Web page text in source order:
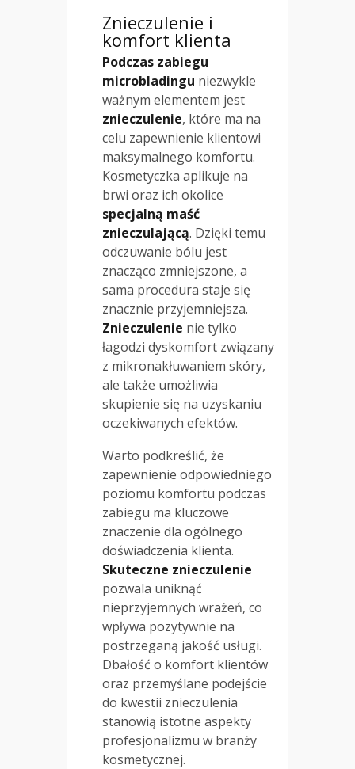
Znieczulenie i
komfort klienta
Podczas zabiegu
microbladingu niezwykle
ważnym elementem jest
znieczulenie, które ma na
celu zapewnienie klientowi
maksymalnego komfortu.
Kosmetyczka aplikuje na
brwi oraz ich okolice
specjalną maść
znieczulającą. Dzięki temu
odczuwanie bólu jest
znacząco zmniejszone, a
sama procedura staje się
znacznie przyjemniejsza.
Znieczulenie nie tylko
łagodzi dyskomfort związany
z mikronakłuwaniem skóry,
ale także umożliwia
skupienie się na uzyskaniu
oczekiwanych efektów.
Warto podkreślić, że
zapewnienie odpowiedniego
poziomu komfortu podczas
zabiegu ma kluczowe
znaczenie dla ogólnego
doświadczenia klienta.
Skuteczne znieczulenie
pozwala uniknąć
nieprzyjemnych wrażeń, co
wpływa pozytywnie na
postrzeganą jakość usługi.
Dbałość o komfort klientów
oraz przemyślane podejście
do kwestii znieczulenia
stanowią istotne aspekty
profesjonalizmu w branży
kosmetycznej.